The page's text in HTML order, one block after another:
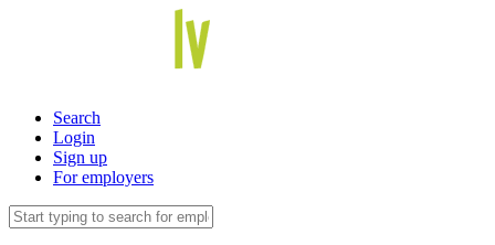
Search
Login
Sign up
For employers